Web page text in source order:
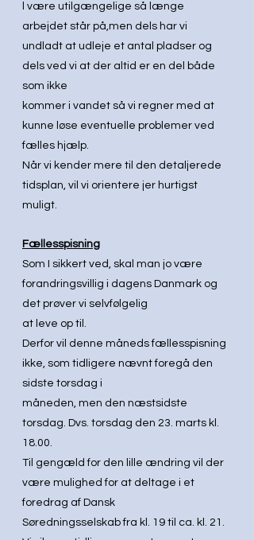
l være utilgængelige så længe
arbejdet står på,men dels har vi
undladt at udleje et antal pladser og
dels ved vi at der altid er en del både
som ikke
kommer i vandet så vi regner med at
kunne løse eventuelle problemer ved
fælles hjælp.
Når vi kender mere til den detaljerede
tidsplan, vil vi orientere jer hurtigst
muligt.
Fællesspisning
Som I sikkert ved, skal man jo være
forandringsvillig i dagens Danmark og
det prøver vi selvfølgelig
at leve op til.
Derfor vil denne måneds fællesspisning
ikke, som tidligere nævnt foregå den
sidste torsdag i
måneden, men den næstsidste
torsdag. Dvs. torsdag den 23. marts kl.
18.00.
Til gengæld for den lille ændring vil der
være mulighed for at deltage i et
foredrag af Dansk
Søredningsselskab fra kl. 19 til ca. kl. 21.